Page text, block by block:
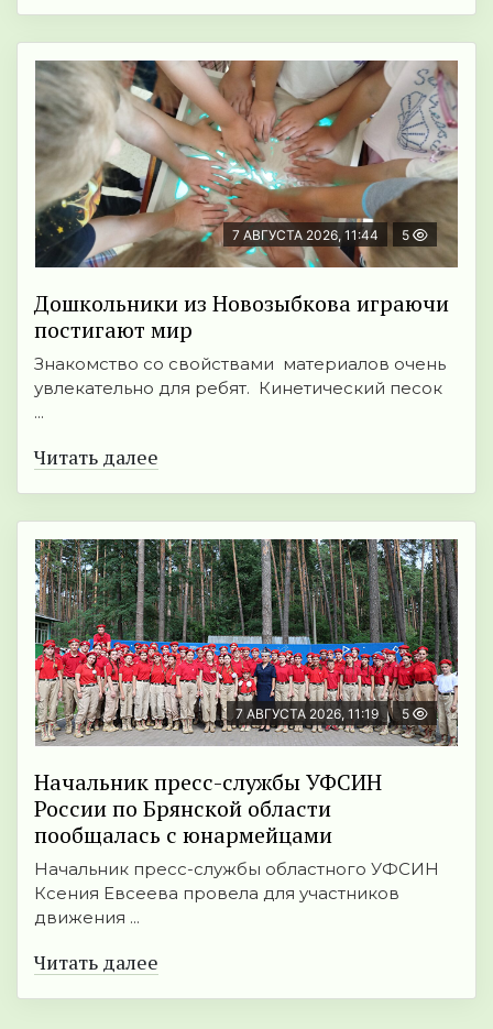
7 АВГУСТА 2026, 11:44 5
Дошкольники из Новозыбкова играючи
постигают мир
Знакомство со свойствами материалов очень
увлекательно для ребят. Кинетический песок
...
Читать далее
7 АВГУСТА 2026, 11:19 5
Начальник пресс-службы УФСИН
России по Брянской области
пообщалась с юнармейцами
Начальник пресс-службы областного УФСИН
Ксения Евсеева провела для участников
движения ...
Читать далее